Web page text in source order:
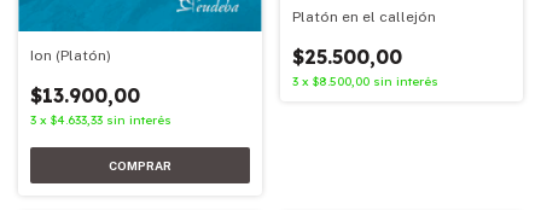
Ion (Platón)
$13.900,00
3 x $4.633,33 sin interés
Platón en el callejón
$25.500,00
3 x $8.500,00 sin interés